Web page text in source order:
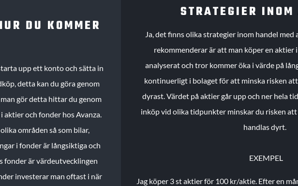
DU KOMMER
upp ett konto och sätta in
detta kan du göra genom
gör detta hittar du genom
aktier och fonder hos Avanza.
områden så som bilar,
i fonder är långsiktiga och
fonder är värdeutvecklingen
investerar man oftast i när
STRATEGIER
Ja, det finns olika strategier inom handel med
rekommenderar är att man köper en aktier
analyserat och tror kommer öka i värde på
kontinuerligt i bolaget för att minska risken
dyrast. Värdet på aktier går upp och ner hela
inköp vid olika tidpunkter minskar du risken
handlas dyrt.
EXEMPEL
Jag köper 3 st aktier för 100 kr/aktie. Efter en